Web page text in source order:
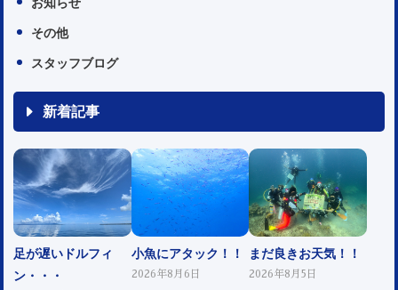
その他
スタッフブログ
新着記事
足が遅いドルフィ
ン・・・
小魚にアタック！！
2026年8月6日
まだ良きお天気！！
2026年8月5日